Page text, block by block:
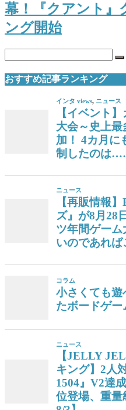
幕！『クアント』
ング開始
おすすめ記事ランキング
インタ views, ニュース
【イベント
大会～史上最
加！ 4カ月に
制したのは
ニュース
【再販情報
ズ』が8月28
ツ年間ゲー
いのであれば
コラム
小さくても遊
たボードゲー
ニュース
【JELLY
キング】2人
1504』V2達
位登場、重量